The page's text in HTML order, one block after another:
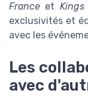
France et
exclusivités et
avec les
Les
avec